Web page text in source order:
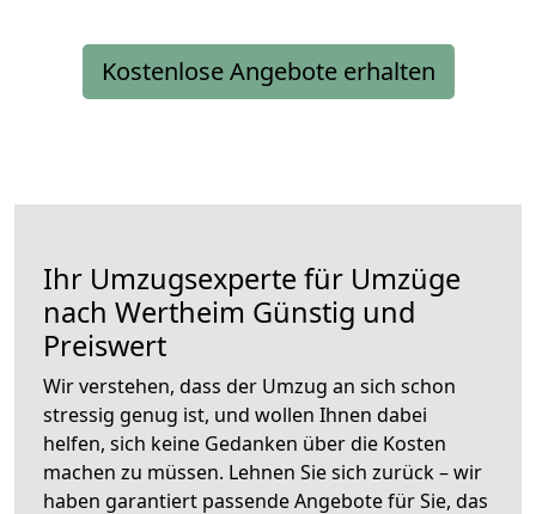
Kostenlose Angebote erhalten
Ihr Umzugsexperte für Umzüge
nach Wertheim Günstig und
Preiswert
Wir verstehen, dass der Umzug an sich schon
stressig genug ist, und wollen Ihnen dabei
helfen, sich keine Gedanken über die Kosten
machen zu müssen. Lehnen Sie sich zurück – wir
haben garantiert passende Angebote für Sie, das